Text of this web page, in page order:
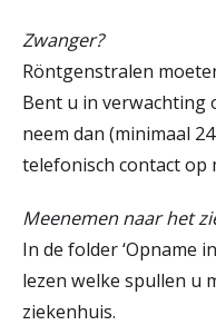
Zwanger?
Röntgenstralen
Bent u in verwachting
neem dan (minimaal
telefonisch contact op
Meenemen naar het
In de folder ‘Opname
lezen welke spullen u
ziekenhuis.